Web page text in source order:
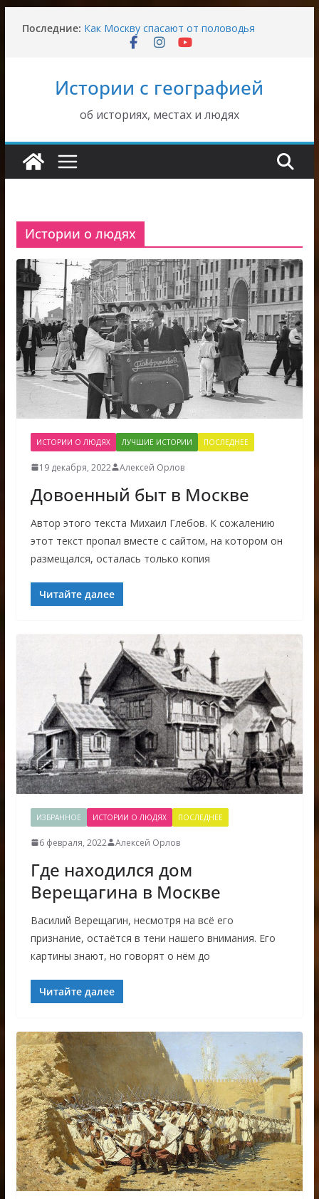
Последние: Как Москву спасают от половодья
Пушкинский студгородок в Останкине
Москву»
Где находился дом Верещагина в Москве
Истории с географией
об историях, местах и людях
Истории о людях
ИСТОРИИ О ЛЮДЯХ ЛУЧШИЕ ИСТОРИИ ПОСЛЕДНЕЕ
19 декабря, 2022 Алексей Орлов
Довоенный быт в Москве
Автор этого текста Михаил Глебов. К сожалению
этот текст пропал вместе с сайтом, на котором он
размещался, осталась только копия
Читайте далее
ИЗБРАННОЕ ИСТОРИИ О ЛЮДЯХ ПОСЛЕДНЕЕ
6 февраля, 2022 Алексей Орлов
Где находился дом
Верещагина в Москве
Василий Верещагин, несмотря на всё его
признание, остаётся в тени нашего внимания. Его
картины знают, но говорят о нём до
Читайте далее